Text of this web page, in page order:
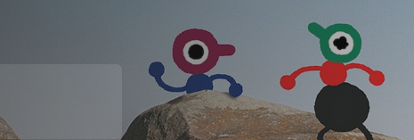
opzichte van de oorspronkelijke prijs van €18,99